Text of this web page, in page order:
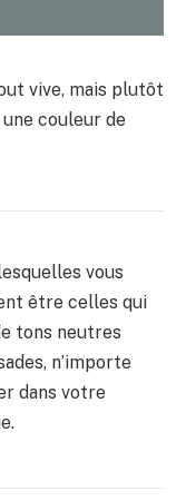
vive, mais plutôt
couleur de
vous
être celles qui
tons neutres
n’importe
dans votre